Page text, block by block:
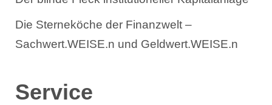
Die Sterneköche der Finanzwelt –
Sachwert.WEISE.n und Geldwert.WEISE.n
Service